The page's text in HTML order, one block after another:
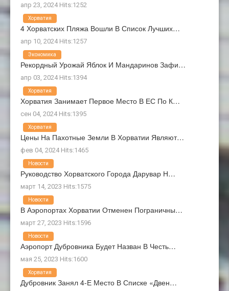
апр 23, 2024 Hits:1252
4 Хорватских Пляжа Вошли В Список Лучших…
апр 10, 2024 Hits:1257
Хорватия
Рекордный Урожай Яблок И Мандаринов Зафи…
апр 03, 2024 Hits:1394
Экономика
Хорватия Занимает Первое Место В ЕС По К…
сен 04, 2024 Hits:1395
Хорватия
Цены На Пахотные Земли В Хорватии Являют…
фев 04, 2024 Hits:1465
Хорватия
Руководство Хорватского Города Дарувар Н…
март 14, 2023 Hits:1575
Новости
В Аэропортах Хорватии Отменен Пограничны…
март 27, 2023 Hits:1596
Новости
Аэропорт Дубровника Будет Назван В Честь…
мая 25, 2023 Hits:1600
Новости
Дубровник Занял 4-Е Место В Списке «Двен…
Хорватия